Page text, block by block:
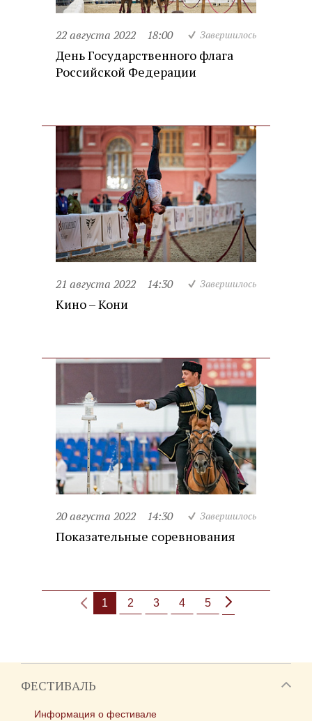
22 августа 2022 18:00 Завершилось
День Государственного флага
Российской Федерации
21 августа 2022 14:30 Завершилось
Кино – Кони
20 августа 2022 14:30 Завершилось
Показательные соревнования
1 2 3 4 5
ФЕСТИВАЛЬ
Информация о фестивале